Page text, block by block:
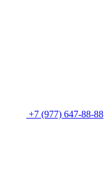
+7 (977) 647-88-88